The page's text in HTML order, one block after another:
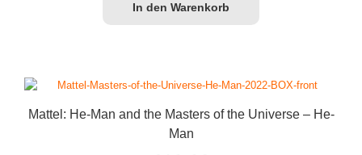
In den Warenkorb
Mattel: He-Man and the Masters of the Universe – He-
Man